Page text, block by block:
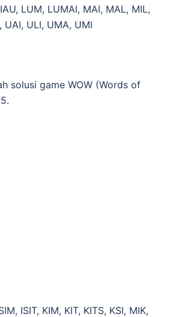
LUM, LUMAI, MAI, MAL, MIL,
UAI, ULI, UMA, UMI
solusi game WOW (Words of
ISIT, KIM, KIT, KITS, KSI, MIK,